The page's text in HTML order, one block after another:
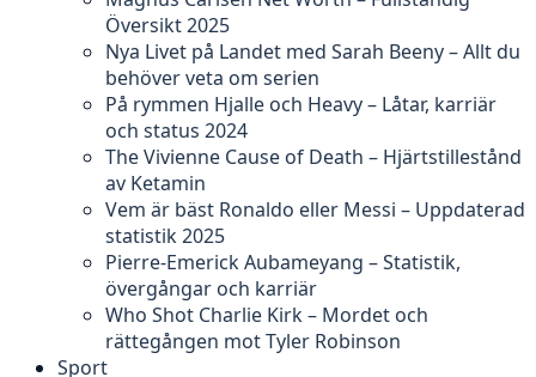
Översikt 2025
Nya Livet på Landet med Sarah Beeny – Allt du
behöver veta om serien
På rymmen Hjalle och Heavy – Låtar, karriär
och status 2024
The Vivienne Cause of Death – Hjärtstillestånd
av Ketamin
Vem är bäst Ronaldo eller Messi – Uppdaterad
statistik 2025
Pierre-Emerick Aubameyang – Statistik,
övergångar och karriär
Who Shot Charlie Kirk – Mordet och
rättegången mot Tyler Robinson
Sport